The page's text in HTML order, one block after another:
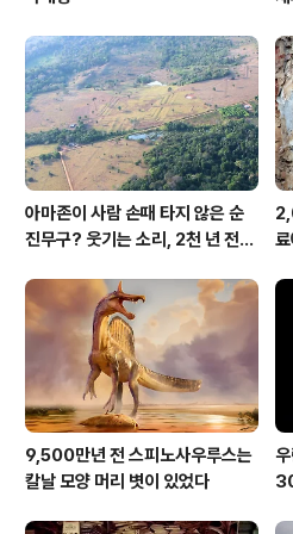
아마존이 사람 손때 타지 않은 순
진무구? 웃기는 소리, 2천 년 전에
9,500만년 전 스피노사우루스는
칼날 모양 머리 볏이 있었다